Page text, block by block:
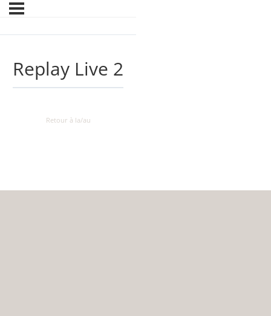
Replay Live 2
Retour à la/au